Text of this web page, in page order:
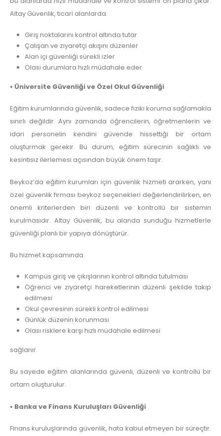
Altay Güvenlik, ticari alanlarda:
Giriş noktalarını kontrol altında tutar
Çalışan ve ziyaretçi akışını düzenler
Alan içi güvenliği sürekli izler
Olası durumlara hızlı müdahale eder
• Üniversite Güvenliği ve Özel Okul Güvenliği
Eğitim kurumlarında güvenlik, sadece fiziki koruma sağlamakla
sınırlı değildir. Aynı zamanda öğrencilerin, öğretmenlerin ve
idari personelin kendini güvende hissettiği bir ortam
oluşturmak gerekir. Bu durum, eğitim sürecinin sağlıklı ve
kesintisiz ilerlemesi açısından büyük önem taşır.
Beykoz’da eğitim kurumları için güvenlik hizmeti ararken, yani
özel güvenlik firması beykoz seçenekleri değerlendirilirken, en
önemli kriterlerden biri düzenli ve kontrollü bir sistemin
kurulmasıdır. Altay Güvenlik, bu alanda sunduğu hizmetlerle
güvenliği planlı bir yapıya dönüştürür.
Bu hizmet kapsamında:
Kampüs giriş ve çıkışlarının kontrol altında tutulması
Öğrenci ve ziyaretçi hareketlerinin düzenli şekilde takip
edilmesi
Okul çevresinin sürekli kontrol edilmesi
Günlük düzenin korunması
Olası risklere karşı hızlı müdahale edilmesi
sağlanır.
Bu sayede eğitim alanlarında güvenli, düzenli ve kontrollü bir
ortam oluşturulur.
• Banka ve Finans Kuruluşları Güvenliği
Finans kuruluşlarında güvenlik, hata kabul etmeyen bir süreçtir.